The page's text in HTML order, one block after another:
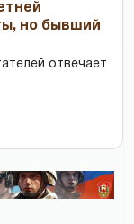
но бывший
отвечает